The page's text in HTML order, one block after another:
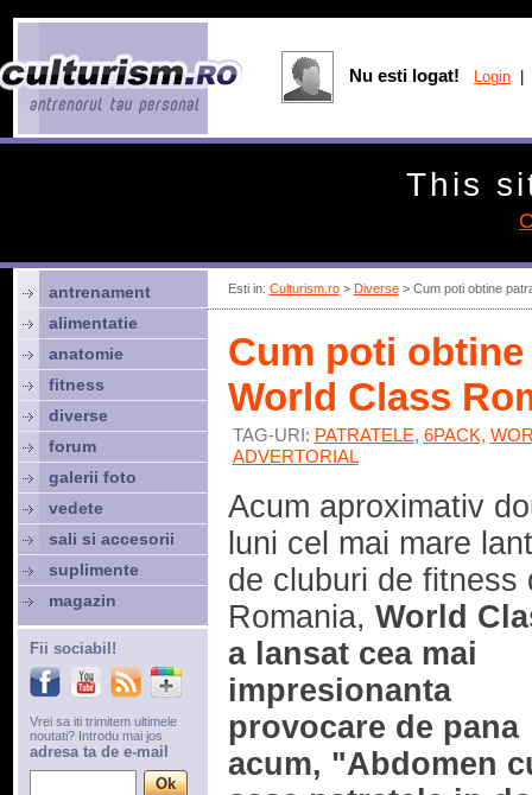
Esti in: Culturism.ro> Diverse> Cum poti obtine
Cum poti
World Class
TAG-URI: PATRATELE, 6PACK,
ADVERTORIAL
Acum aproximativ
luni cel mai mare lant
de cluburi de fitness
Romania, World
a lansat cea mai
impresionanta
provocare de pana
acum, "Abdomen
antrenament
alimentatie
anatomie
fitness
diverse
forum
galerii foto
vedete
sali si accesorii
suplimente
magazin
Fii sociabil!
Vrei sa iti trimitem ultimele
noutati? Introdu mai jos
adresa ta de e-mail
Nu esti logat! Login
This